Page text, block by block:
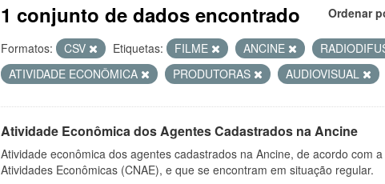
Ordenar
1 conjunto de dados encontrado
Formatos: CSV Etiquetas: FILME ANCINE
ATIVIDADE ECONÔMICA
PRODUTORAS AUDIOVISUAL
Atividade Econômica dos Agentes Cadastrados na Ancine
Atividade econômica dos agentes cadastrados na Ancine, de acordo com
Atividades Econômicas (CNAE), e que se encontram em situação regular.